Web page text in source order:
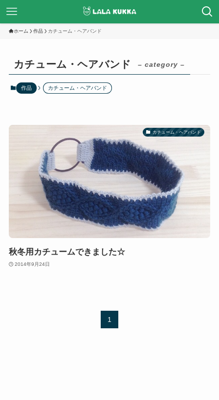
ホーム 作品 カチューム・ヘアバンド
カチューム・ヘアバンド – category –
作品 カチューム・ヘアバンド
カチューム・ヘアバンド
秋冬用カチュームできました☆
2014年9月24日
1